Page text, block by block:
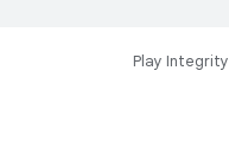
Play Integrity